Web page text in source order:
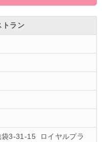
トラン
袋3-31-15
ロイヤルプラ